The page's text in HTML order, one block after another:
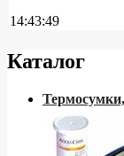
14:43:48
Каталог